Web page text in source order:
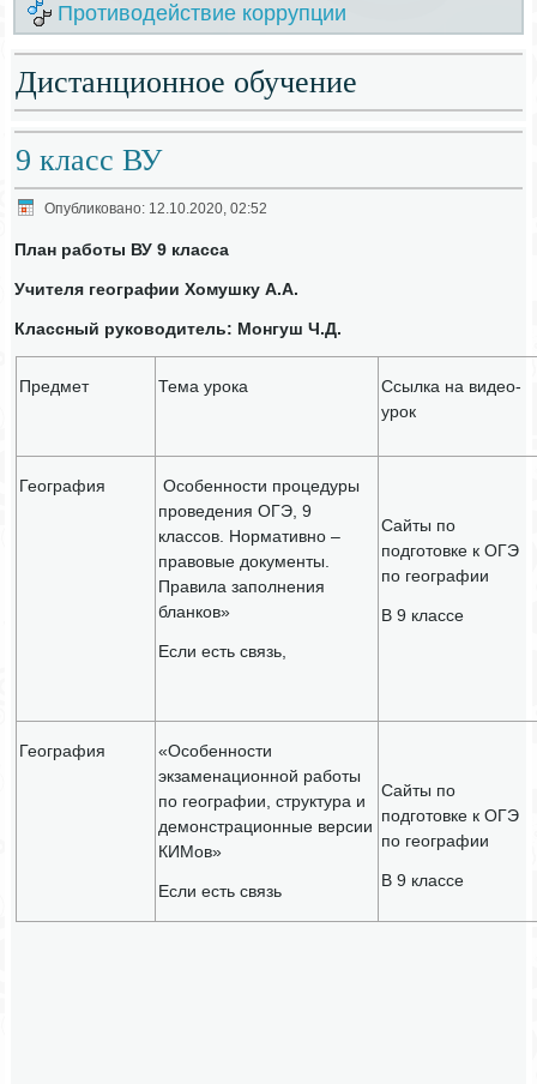
Противодействие коррупции
Дистанционное обучение
9 класс ВУ
Опубликовано: 12.10.2020, 02:52
План работы ВУ 9 класса
Учителя географии Хомушку А.А.
Классный руководитель: Монгуш Ч.Д.
Предмет Тема урока
Ссылка на видео-
урок
География
Особенности процедуры
проведения ОГЭ, 9
классов. Нормативно –
правовые документы.
Правила заполнения
бланков»
Если есть связь,
Сайты по
подготовке к ОГЭ
по географии
В 9 классе
География
«Особенности
экзаменационной работы
по географии, структура и
демонстрационные версии
КИМов»
Если есть связь
Сайты по
подготовке к ОГЭ
по географии
В 9 классе